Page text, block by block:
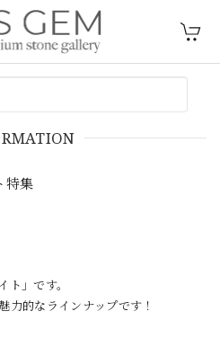
特集
」です。
力的なラインナップです！